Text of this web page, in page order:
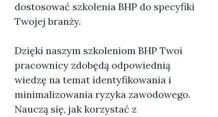
dostosować szkolenia BHP do specyfiki
Twojej branży.
Dzięki naszym szkoleniom BHP Twoi
pracownicy zdobędą odpowiednią
wiedzę na temat identyfikowania i
minimalizowania ryzyka zawodowego.
Nauczą się, jak korzystać z